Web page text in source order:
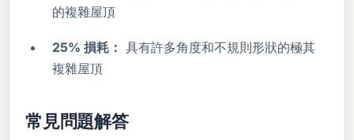
的複雜屋頂
25% 損耗： 具有許多角度和不規則形狀的極其
複雜屋頂
常見問題解答